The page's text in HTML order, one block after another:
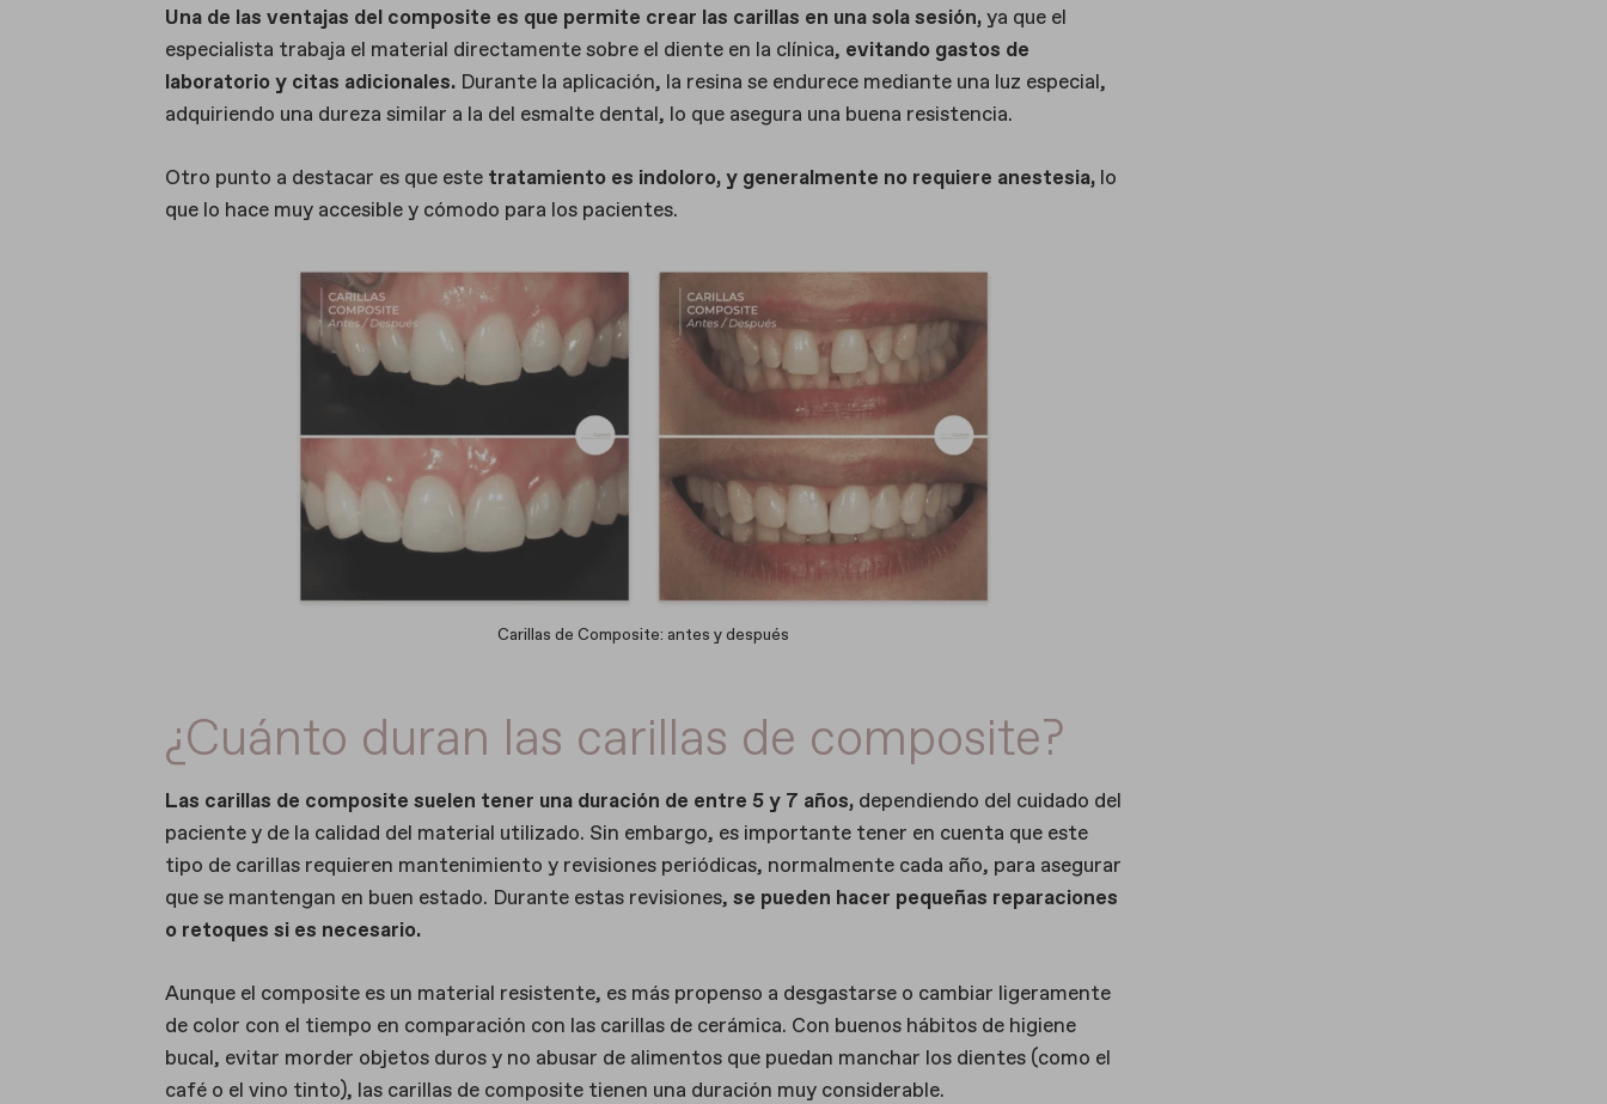
Una de las ventajas del composite es que permite crear las carillas en una sola sesión,ya que el
especialista trabaja el material directamente sobre el diente en la clínica, evitando gastos de
laboratorio y citas adicionales. Durante la aplicación, la resina se endurece mediante una luz especial,
adquiriendo una dureza similar a la del esmalte dental, lo que asegura una buena resistencia.
Otro punto a destacar es que este tratamiento es indoloro, y generalmente no requiere anestesia, lo
que lo hace muy accesible y cómodo para los pacientes.
Carillas de Composite: antes y después
¿Cuánto duran las carillas de composite?
Las carillas de composite suelen tener una duración de entre 5 y 7 años, dependiendo del cuidado del
paciente y de la calidad del material utilizado. Sin embargo, es importante tener en cuenta que este
tipo de carillas requieren mantenimiento y revisiones periódicas, normalmente cada año, para asegurar
que se mantengan en buen estado. Durante estas revisiones, se pueden hacer pequeñas reparaciones
o retoques si es necesario.
Aunque el composite es un material resistente, es más propenso a desgastarse o cambiar ligeramente
de color con el tiempo en comparación con las carillas de cerámica. Con buenos hábitos de higiene
bucal, evitar morder objetos duros y no abusar de alimentos que puedan manchar los dientes (como el
café o el vino tinto), las carillas de composite tienen una duración muy considerable.